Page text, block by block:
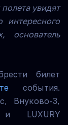
увидят
интересного
основатель
билет
события.
Внуково-3,
и LUXURY